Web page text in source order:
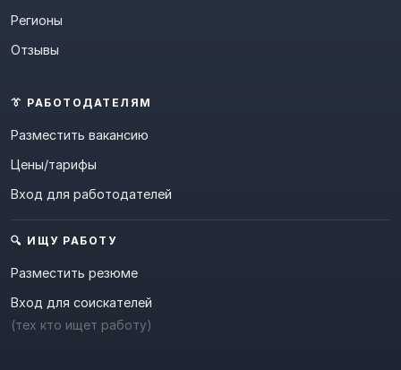
Регионы
Отзывы
👔 РАБОТОДАТЕЛЯМ
Разместить вакансию
Цены/тарифы
Вход для работодателей
🔍 ИЩУ РАБОТУ
Разместить резюме
Вход для соискателей
(тех кто ищет работу)